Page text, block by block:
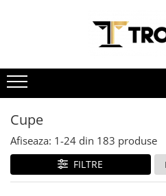
Sporturi
Arte Martiale
Atletism
Automobilism
Baschet
Ciclism
Cupe
Afiseaza: 1-24 din 183 produse
FILTRE